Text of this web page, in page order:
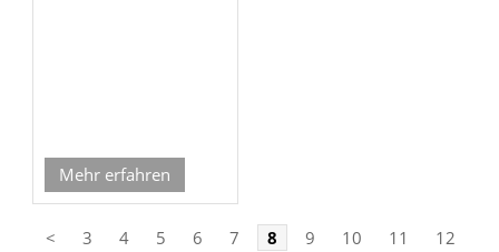
Mehr erfahren
< 3 4 5 6 7 8 9 10 11 12